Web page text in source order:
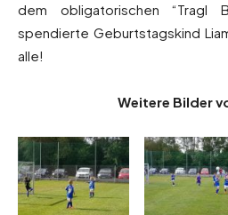
dem obligatorischen “Tragl
spendierte Geburtstagskind
alle!
Weitere Bilder